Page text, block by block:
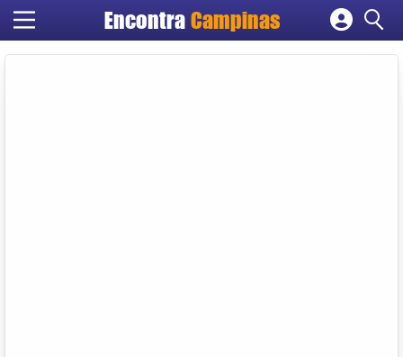
Encontra Campinas
Cadastrar empresa